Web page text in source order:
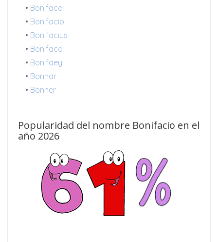
• Boniface
• Bonifacio
• Bonifacius
• Bonifaco
• Bonifaey
• Bonnar
• Bonner
Popularidad del nombre Bonifacio en el
año 2026